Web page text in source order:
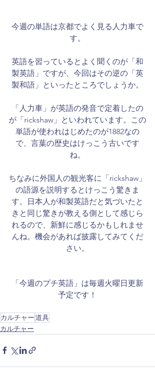
今週の単語は京都でよく見る人力車で
す。
英語を習っているとよく聞くのが「和
製英語」ですが、今回はその逆の「英
製和語」といったところでしょうか。
「人力車」が英語の発音で定着したの
が「rickshaw」といわれています。この
単語が使われはじめたのが1882なの
で、言葉の歴史はけっこう古いです
ね。
ちなみに外国人の観光客に「rickshaw」
の語源を説明するとけっこう驚きま
す。日本人が和製英語だと気づいたと
きと同じ驚きが教える側として感じら
れるので、新鮮に感じるかもしれませ
んね。機会があれば披露してみてくだ
さい。
「今週のプチ英語」は毎週火曜日更新
予定です！
カルチャー道具
カルチャー